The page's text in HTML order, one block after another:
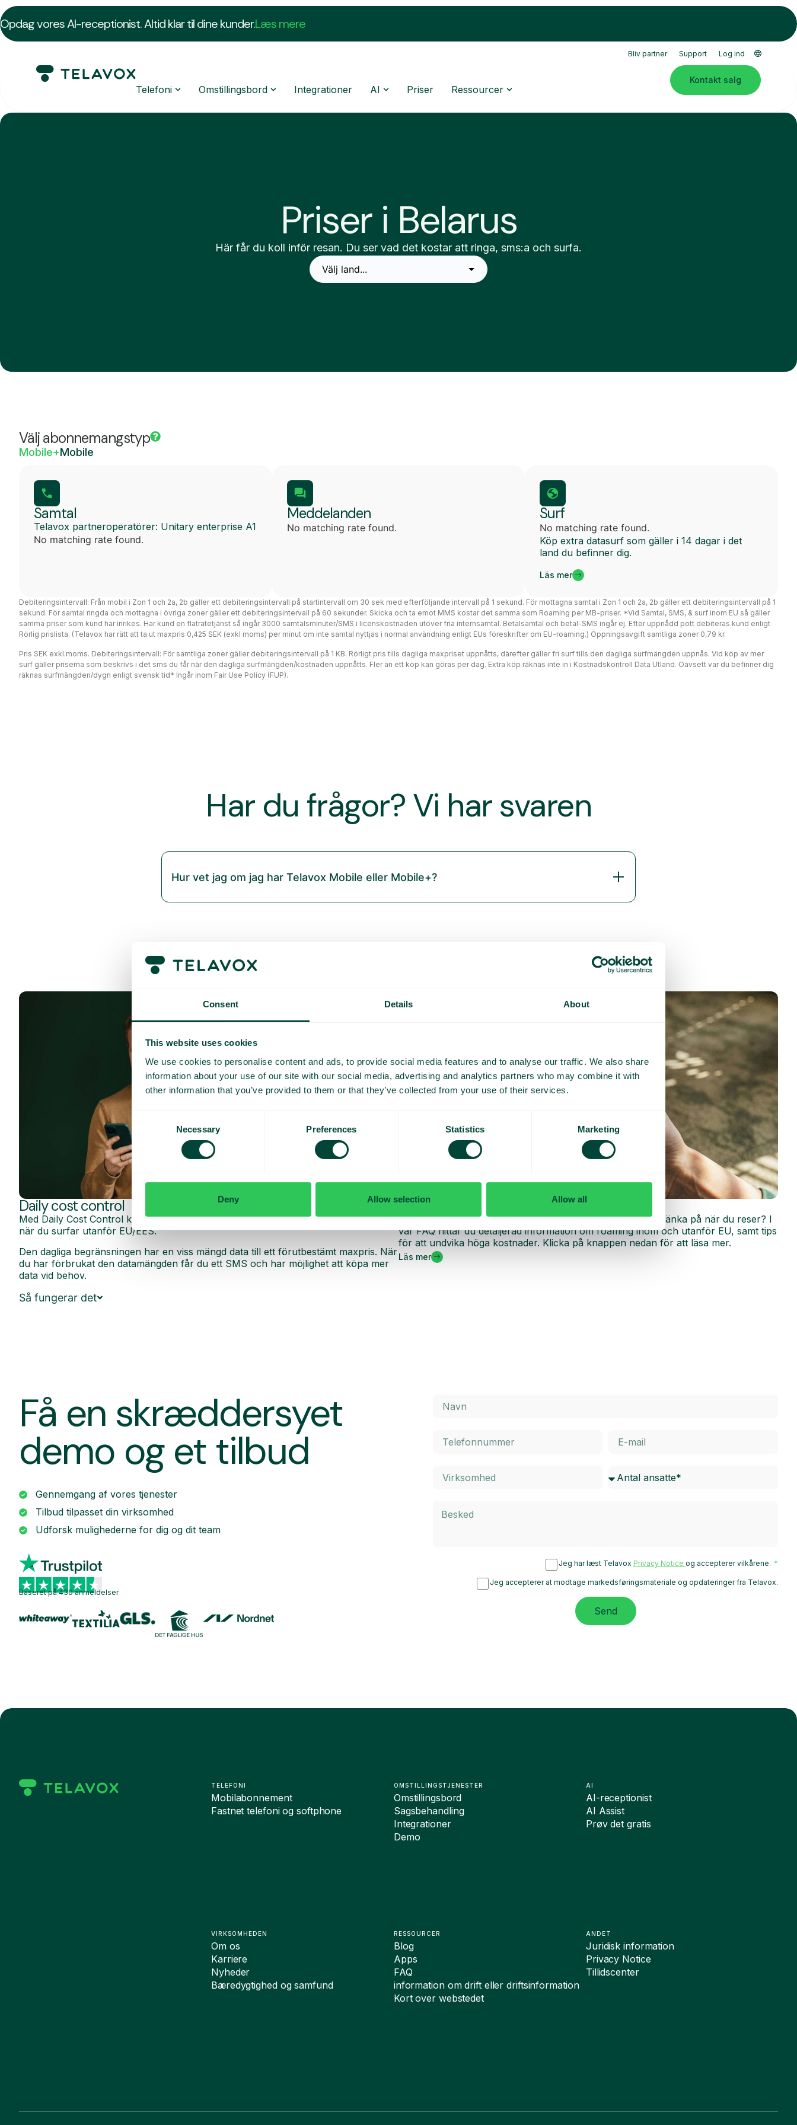
Consent Details About
This website uses cookies
We use cookies to personalise content and ads, to provide social media features and to analyse our traffic. We also share
information about your use of our site with our social media, advertising and analytics partners who may combine it with
other information that you’ve provided to them or that they’ve collected from your use of their services.
Selection
Necessary Preferences Statistics Marketing
Deny Allow selection Allow all
Opdag vores AI-receptionist. Altid klar til dine kunder.Læs mere
Bliv partner Support Log ind
Telefoni Omstillingsbord Integrationer AI Priser Ressourcer
Kontakt salg
Priser i Belarus
Här får du koll inför resan. Du ser vad det kostar att ringa, sms:a och surfa.
Välj abonnemangstyp
Mobile+Mobile
Samtal
Telavox partneroperatörer: Unitary enterprise A1
No matching rate found.
Meddelanden
No matching rate found.
Surf
No matching rate found.
Köp extra datasurf som gäller i 14 dagar i det
land du befinner dig.
Läs mer
Debiteringsintervall: Från mobil i Zon 1 och 2a, 2b gäller ett debiteringsintervall på startintervall om 30 sek med efterföljande intervall på 1 sekund. För mottagna samtal i Zon 1 och 2a, 2b gäller ett debiteringsintervall på 1
sekund. För samtal ringda och mottagna i övriga zoner gäller ett debiteringsintervall på 60 sekunder. Skicka och ta emot MMS kostar det samma som Roaming per MB-priser. *Vid Samtal, SMS, & surf inom EU så gäller
samma priser som kund har inrikes. Har kund en flatratetjänst så ingår 3000 samtalsminuter/SMS i licenskostnaden utöver fria internsamtal. Betalsamtal och betal-SMS ingår ej. Efter uppnådd pott debiteras kund enligt
Rörlig prislista. (Telavox har rätt att ta ut maxpris 0,425 SEK (exkl moms) per minut om inte samtal nyttjas i normal användning enligt EUs föreskrifter om EU-roaming.) Öppningsavgift samtliga zoner 0,79 kr.
Pris SEK exkl.moms. Debiteringsintervall: För samtliga zoner gäller debiteringsintervall på 1 KB. Rörligt pris tills dagliga maxpriset uppnåtts, därefter gäller fri surf tills den dagliga surfmängden uppnås. Vid köp av mer
surf gäller priserna som beskrivs i det sms du får när den dagliga surfmängden/kostnaden uppnåtts. Fler än ett köp kan göras per dag. Extra köp räknas inte in i Kostnadskontroll Data Utland. Oavsett var du befinner dig
räknas surfmängden/dygn enligt svensk tid* Ingår inom Fair Use Policy (FUP).
Har du frågor? Vi har svaren
Hur vet jag om jag har Telavox Mobile eller Mobile+?
Daily cost control
Med Daily Cost Control kan du som kund hålla bättre koll på dina dagliga kostnader
när du surfar utanför EU/EES.
Den dagliga begränsningen har en viss mängd data till ett förutbestämt maxpris. När
du har förbrukat den datamängden får du ett SMS och har möjlighet att köpa mer
data vid behov.
Så fungerar det
Vanliga frågor och svar
Vill du veta mer om hur roaming fungerar och vad du bör tänka på när du reser? I
vår FAQ hittar du detaljerad information om roaming inom och utanför EU, samt tips
för att undvika höga kostnader. Klicka på knappen nedan för att läsa mer.
Läs mer
Få en skræddersyet
demo og et tilbud
Gennemgang af vores tjenester
Tilbud tilpasset din virksomhed
Udforsk mulighederne for dig og dit team
Baseret på 430 anmeldelser
Jeg har læst Telavox Privacy Notice og accepterer vilkårene.
Jeg accepterer at modtage markedsføringsmateriale og opdateringer fra Telavox.
Send
TELEFONI
Mobilabonnement
Fastnet telefoni og softphone
VIRKSOMHEDEN
Om os
Karriere
Nyheder
Bæredygtighed og samfund
OMSTILLINGSTJENESTER
Omstillingsbord
Sagsbehandling
Integrationer
Demo
RESSOURCER
Blog
Apps
FAQ
information om drift eller driftsinformation
Kort over webstedet
AI
AI-receptionist
AI Assist
Prøv det gratis
ANDET
Juridisk information
Privacy Notice
Tillidscenter